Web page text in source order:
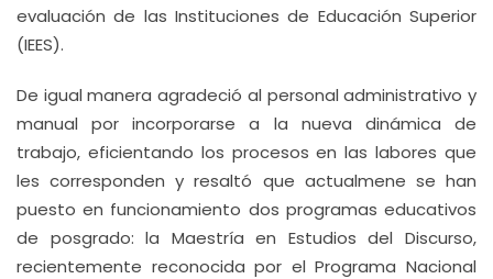
evaluación de las Instituciones de Educación Superior
(IEES).
De igual manera agradeció al personal administrativo y
manual por incorporarse a la nueva dinámica de
trabajo, eficientando los procesos en las labores que
les corresponden y resaltó que actualmene se han
puesto en funcionamiento dos programas educativos
de posgrado: la Maestría en Estudios del Discurso,
recientemente reconocida por el Programa Nacional